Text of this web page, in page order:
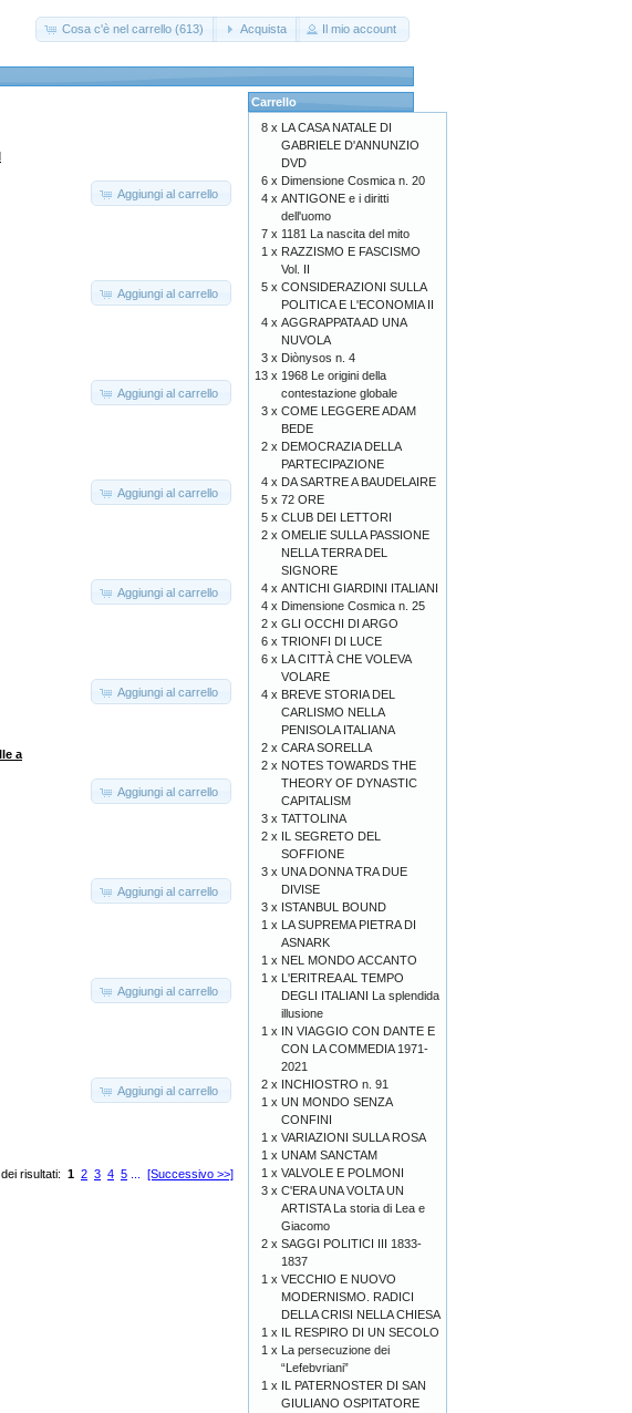
Cosa c'è nel carrello (613) Acquista Il mio account
Aggiungi al carrello
Aggiungi al carrello
Aggiungi al carrello
Aggiungi al carrello
Aggiungi al carrello
Aggiungi al carrello
a
Aggiungi al carrello
Aggiungi al carrello
Aggiungi al carrello
Aggiungi al carrello
dei risultati: 1 2 3 4 5 [Successivo >>]
Carrello
8 x LA CASA NATALE DI
GABRIELE D'ANNUNZIO
DVD
6 x Dimensione Cosmica n. 20
4 x ANTIGONE e i diritti
dell'uomo
7 x 1181 La nascita del mito
1 x RAZZISMO E FASCISMO
Vol. II
5 x CONSIDERAZIONI SULLA
POLITICA E L'ECONOMIA II
4 x AGGRAPPATA AD UNA
NUVOLA
3 x Diònysos n. 4
13 x 1968 Le origini della
contestazione globale
3 x COME LEGGERE ADAM
BEDE
2 x DEMOCRAZIA DELLA
PARTECIPAZIONE
4 x DA SARTRE A BAUDELAIRE
5 x 72 ORE
5 x CLUB DEI LETTORI
2 x OMELIE SULLA PASSIONE
NELLA TERRA DEL
SIGNORE
4 x ANTICHI GIARDINI ITALIANI
4 x Dimensione Cosmica n. 25
2 x GLI OCCHI DI ARGO
6 x TRIONFI DI LUCE
6 x LA CITTÀ CHE VOLEVA
VOLARE
4 x BREVE STORIA DEL
CARLISMO NELLA
PENISOLA ITALIANA
2 x CARA SORELLA
2 x NOTES TOWARDS THE
THEORY OF DYNASTIC
CAPITALISM
3 x TATTOLINA
2 x IL SEGRETO DEL
SOFFIONE
3 x UNA DONNA TRA DUE
DIVISE
3 x ISTANBUL BOUND
1 x LA SUPREMA PIETRA DI
ASNARK
1 x NEL MONDO ACCANTO
1 x L'ERITREA AL TEMPO
DEGLI ITALIANI La splendida
illusione
1 x IN VIAGGIO CON DANTE E
CON LA COMMEDIA 1971-
2021
2 x INCHIOSTRO n. 91
1 x UN MONDO SENZA
CONFINI
1 x VARIAZIONI SULLA ROSA
1 x UNAM SANCTAM
1 x VALVOLE E POLMONI
3 x C'ERA UNA VOLTA UN
ARTISTA La storia di Lea e
Giacomo
2 x SAGGI POLITICI III 1833-
1837
1 x VECCHIO E NUOVO
MODERNISMO. RADICI
DELLA CRISI NELLA CHIESA
1 x IL RESPIRO DI UN SECOLO
1 x La persecuzione dei
“Lefebvriani”
1 x IL PATERNOSTER DI SAN
GIULIANO OSPITATORE